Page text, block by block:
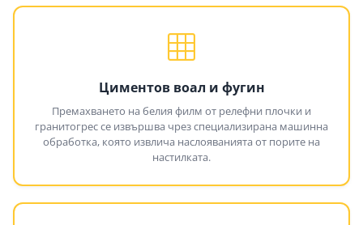
Циментов воал и фугин
Премахването на белия филм от релефни плочки и
гранитогрес се извършва чрез специализирана машинна
обработка, която извлича наслояванията от порите на
настилката.